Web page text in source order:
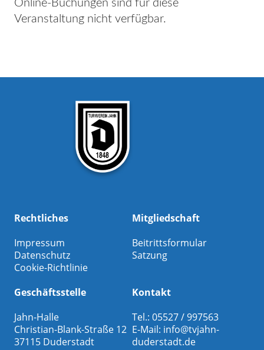
Online-Buchungen sind für diese
Veranstaltung nicht verfügbar.
Rechtliches
Impressum
Datenschutz
Cookie-Richtlinie
Mitgliedschaft
Beitrittsformular
Satzung
Geschäftsstelle
Jahn-Halle
Christian-Blank-Straße 12
37115 Duderstadt
Kontakt
Tel.: 05527 / 997563
E-Mail: info@tvjahn-
duderstadt.de